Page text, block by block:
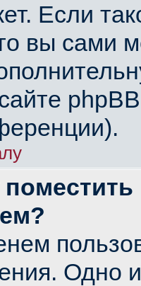
Если
вы сами
Одно